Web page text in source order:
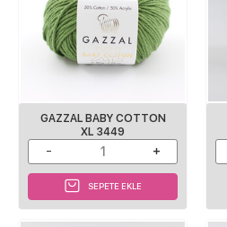
GAZZAL BABY COTTON
XL 3449
SEPETE EKLE